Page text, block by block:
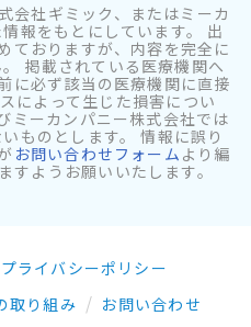
会社ギミック、またはミーカ
報をもとにしています。 出
ておりますが、内容を完全に
掲載されている医療機関へ
に必ず該当の医療機関に直接
によって生じた損害につい
ミーカンパニー株式会社では
ものとします。 情報に誤り
お問い合わせフォーム より編
ようお願いいたします。
プライバシーポリシー
取り組み
お問い合わせ